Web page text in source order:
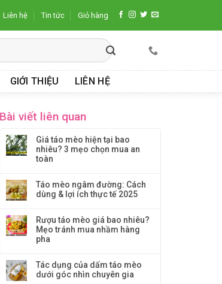
Liên hệ Tin tức Giỏ hàng
GIỚI THIỆU LIÊN HỆ
Bài viết liên quan
Giá táo mèo hiện tại bao
nhiêu? 3 mẹo chọn mua an
toàn
Táo mèo ngâm đường: Cách
dùng & lợi ích thực tế 2025
Rượu táo mèo giá bao nhiêu?
Mẹo tránh mua nhầm hàng
pha
Tác dụng của dấm táo mèo
dưới góc nhìn chuyên gia